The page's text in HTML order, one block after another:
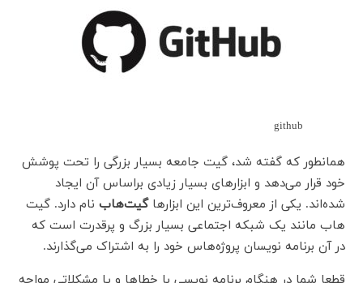
github
همانطور که گفته شد، گیت جامعه بسیار بزرگی را تحت پوشش
خود قرار می‌دهد و ابزارهای بسیار زیادی براساس آن ایجاد
شده‌اند. یکی از معروف‌ترین این ابزارهاگیت‌هاب نام دارد. گیت
هاب مانند یک شبکه اجتماعی بسیار بزرگ و پرقدرت است که
در آن برنامه نویسان پروژه‌هاس خود را به اشتراک می‌گذارند.